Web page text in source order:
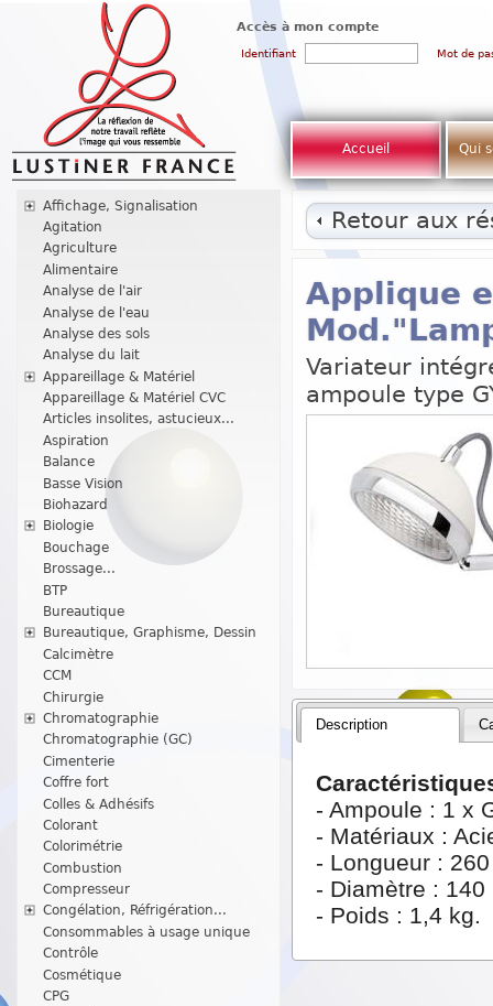
Accès à mon compte
Identifiant Mot de
Accueil Qui
Affichage, Signalisation
Agitation
Agriculture
Alimentaire
Analyse de l'air
Analyse de l'eau
Analyse des sols
Analyse du lait
Appareillage & Matériel
Appareillage & Matériel CVC
Articles insolites, astucieux...
Aspiration
Balance
Basse Vision
Biohazard
Biologie
Bouchage
Brossage...
BTP
Bureautique
Bureautique, Graphisme, Dessin
Calcimètre
CCM
Chirurgie
Chromatographie
Chromatographie (GC)
Cimenterie
Coffre fort
Colles & Adhésifs
Colorant
Colorimétrie
Combustion
Compresseur
Congélation, Réfrigération...
Consommables à usage unique
Contrôle
Cosmétique
CPG
Retour aux
Applique
Variateur
ampoule type
Description
- Ampoule : 1 x
- Matériaux :
- Longueur :
- Diamètre : 140
- Poids : 1,4 kg.